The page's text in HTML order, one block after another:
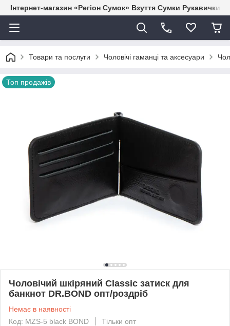
Інтернет-магазин «Регіон Сумок» Взуття Сумки Рукавички
Товари та послуги Чоловічі гаманці та аксесуари
Топ продажів
Чоловічий шкіряний Classic затиск для
банкнот DR.BOND опт/роздріб
Немає в наявності
Код: MZS-5 black BOND
Тільки опт